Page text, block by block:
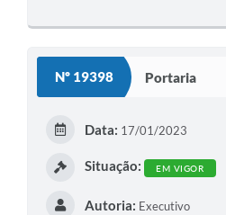
Nº 19398 Portaria
Data: 17/01/2023
Situação: EM VIGOR
Autoria: Executivo